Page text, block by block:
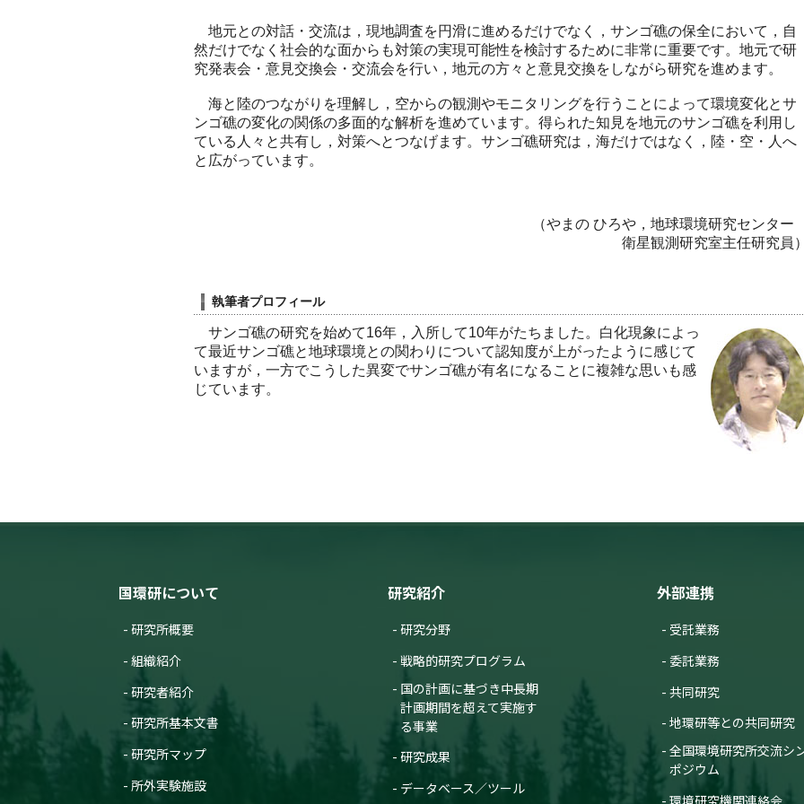
地元との対話・交流は，現地調査を円滑に進めるだけでなく，サンゴ礁の保全において，自
然だけでなく社会的な面からも対策の実現可能性を検討するために非常に重要です。地元で研
究発表会・意見交換会・交流会を行い，地元の方々と意見交換をしながら研究を進めます。
海と陸のつながりを理解し，空からの観測やモニタリングを行うことによって環境変化とサ
ンゴ礁の変化の関係の多面的な解析を進めています。得られた知見を地元のサンゴ礁を利用し
ている人々と共有し，対策へとつなげます。サンゴ礁研究は，海だけではなく，陸・空・人へ
と広がっています。
（やまの ひろや，地球環境研究センタ
衛星観測研究室主任研究員
執筆者プロフィール
サンゴ礁の研究を始めて16年，入所して10年がたちました。白化現象によっ
て最近サンゴ礁と地球環境との関わりについて認知度が上がったように感じて
いますが，一方でこうした異変でサンゴ礁が有名になることに複雑な思いも感
じています。
国環研について
研究所概要
組織紹介
研究者紹介
研究所基本文書
研究所マップ
所外実験施設
研究紹介
研究分野
戦略的研究プログラム
国の計画に基づき中長期
計画期間を超えて実施す
る事業
研究成果
データベース／ツール
外部連携
受託業務
委託業務
共同研究
地環研等との共同研究
全国環境研究所交流シ
ポジウム
環境研究機関連絡会